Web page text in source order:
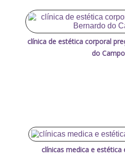
clínica de estética corporal
do Campo
clínicas medica e estética